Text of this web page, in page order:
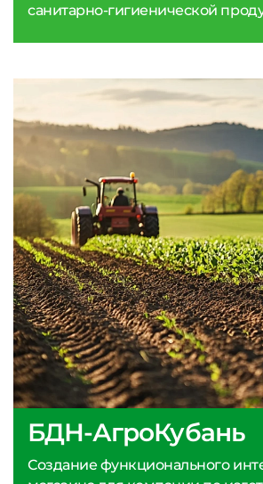
санитарно-гигиенической
БДН-АгроКубань
Создание функционального